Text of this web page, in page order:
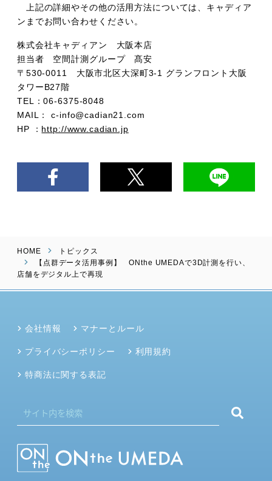
上記の詳細やその他の活用方法については、キャディア
ンまでお問い合わせください。
株式会社キャディアン 大阪本店
担当者 空間計測グループ 髙安
〒530-0011 大阪市北区大深町3-1 グランフロント大阪
タワーB27階
TEL：06-6375-8048
MAIL： c-info@cadian21.com
HP ： http://www.cadian.jp
HOME
トピックス
【点群データ活用事例】 ONthe UMEDAで3D計測を行い、
店舗をデジタル上で再現
会社情報 マナーとルール
プライバシーポリシー 利用規約
特商法に関する表記